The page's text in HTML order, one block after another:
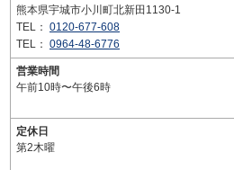
熊本県宇城市小川町北新田1130-1
TEL： 0120-677-608
TEL： 0964-48-6776
営業時間
午前10時〜午後6時
定休日
第2木曜